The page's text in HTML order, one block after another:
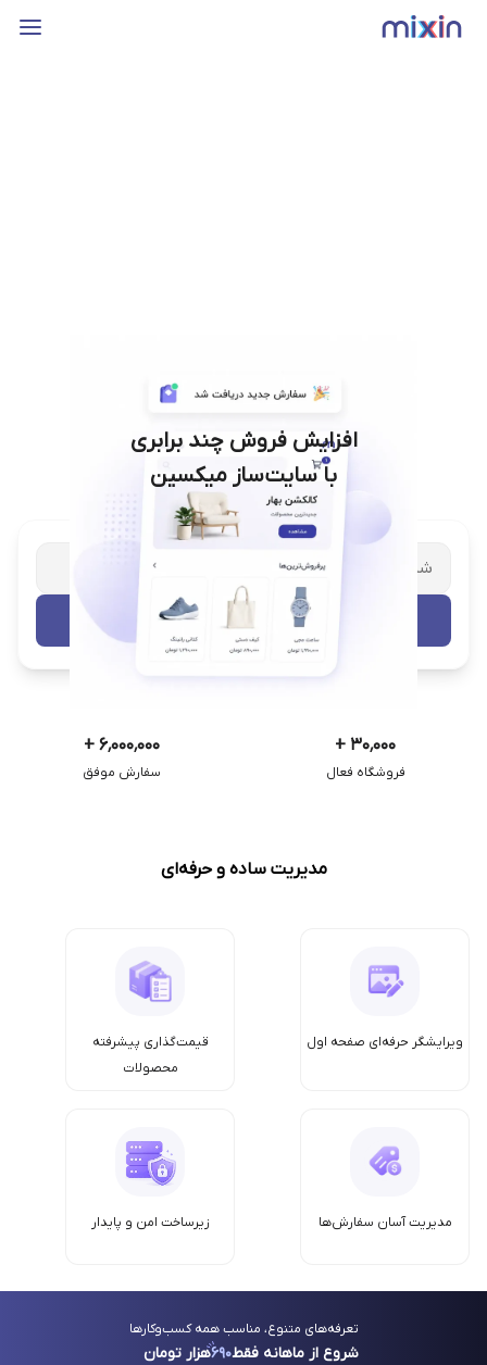
افزایش فروش چند برابری
با سایت‌ساز میکسین
شریک تجاری ترب با پشتیبانی اختصاصی
تست رایگان
۳۰٬۰۰۰ +
فروشگاه فعال
۶٬۰۰۰٬۰۰۰ +
سفارش موفق
مدیریت ساده و حرفه‌ای
ویرایشگر حرفه‌ای صفحه اول
قیمت‌گذاری پیشرفته
محصولات
مدیریت آسان سفارش‌ها زیرساخت امن‌ و پایدار
تعرفه‌های متنوع، مناسب همه کسب‌وکارها
شروع از ماهانه فقط۶۹۰هزار تومان